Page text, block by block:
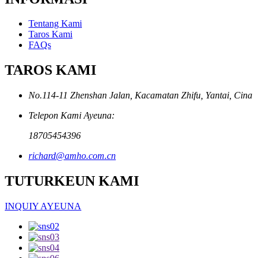
Tentang Kami
Taros Kami
FAQs
TAROS KAMI
No.114-11 Zhenshan Jalan, Kacamatan Zhifu, Yantai, Cina
Telepon Kami Ayeuna:
18705454396
richard@amho.com.cn
TUTURKEUN KAMI
INQUIY AYEUNA